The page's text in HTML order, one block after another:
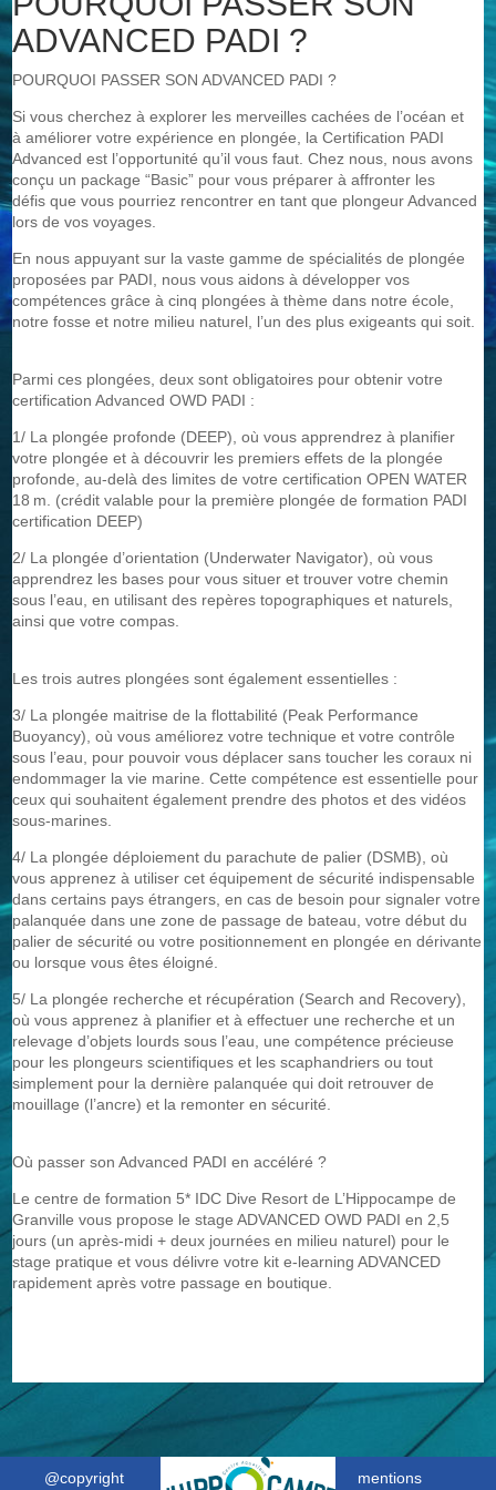
ADVANCED PADI ?
POURQUOI PASSER SON ADVANCED PADI ?
Si vous cherchez à explorer les merveilles cachées de l’océan et
à améliorer votre expérience en plongée, la Certification PADI
Advanced est l’opportunité qu’il vous faut. Chez nous, nous avons
conçu un package “Basic” pour vous préparer à affronter les
défis que vous pourriez rencontrer en tant que plongeur Advanced
lors de vos voyages.
En nous appuyant sur la vaste gamme de spécialités de plongée
proposées par PADI, nous vous aidons à développer vos
compétences grâce à cinq plongées à thème dans notre école,
notre fosse et notre milieu naturel, l’un des plus exigeants qui soit.
Parmi ces plongées, deux sont obligatoires pour obtenir votre
certification Advanced OWD PADI :
1/ La plongée profonde (DEEP), où vous apprendrez à planifier
votre plongée et à découvrir les premiers effets de la plongée
profonde, au-delà des limites de votre certification OPEN WATER
18 m. (crédit valable pour la première plongée de formation PADI
certification DEEP)
2/ La plongée d’orientation (Underwater Navigator), où vous
apprendrez les bases pour vous situer et trouver votre chemin
sous l’eau, en utilisant des repères topographiques et naturels,
ainsi que votre compas.
Les trois autres plongées sont également essentielles :
3/ La plongée maitrise de la flottabilité (Peak Performance
Buoyancy), où vous améliorez votre technique et votre contrôle
sous l’eau, pour pouvoir vous déplacer sans toucher les coraux ni
endommager la vie marine. Cette compétence est essentielle pour
ceux qui souhaitent également prendre des photos et des vidéos
sous-marines.
4/ La plongée déploiement du parachute de palier (DSMB), où
vous apprenez à utiliser cet équipement de sécurité indispensable
dans certains pays étrangers, en cas de besoin pour signaler votre
palanquée dans une zone de passage de bateau, votre début du
palier de sécurité ou votre positionnement en plongée en dérivante
ou lorsque vous êtes éloigné.
5/ La plongée recherche et récupération (Search and Recovery),
où vous apprenez à planifier et à effectuer une recherche et un
relevage d’objets lourds sous l’eau, une compétence précieuse
pour les plongeurs scientifiques et les scaphandriers ou tout
simplement pour la dernière palanquée qui doit retrouver de
mouillage (l’ancre) et la remonter en sécurité.
Où passer son Advanced PADI en accéléré ?
Le centre de formation 5* IDC Dive Resort de L’Hippocampe de
Granville vous propose le stage ADVANCED OWD PADI en 2,5
jours (un après-midi + deux journées en milieu naturel) pour le
stage pratique et vous délivre votre kit e-learning ADVANCED
rapidement après votre passage en boutique.
@copyright
mentions